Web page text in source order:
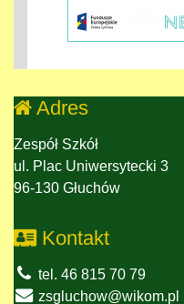
Adres
Zespół Szkół
ul. Plac Uniwersytecki 3
96-130 Głuchów
Kontakt
tel. 46 815 70 79
zsgluchow@wikom.pl